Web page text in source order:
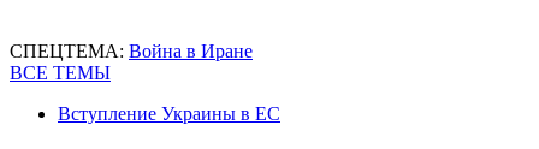
СПЕЦТЕМА: Война в Иране
ВСЕ ТЕМЫ
Вступление Украины в ЕС